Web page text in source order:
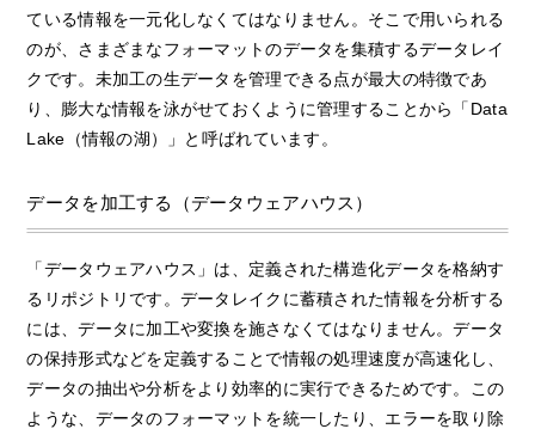
ている情報を一元化しなくてはなりません。そこで用いられる
のが、さまざまなフォーマットのデータを集積するデータレイ
クです。未加工の生データを管理できる点が最大の特徴であ
り、膨大な情報を泳がせておくように管理することから「Data
Lake（情報の湖）」と呼ばれています。
データを加工する（データウェアハウス）
「データウェアハウス」は、定義された構造化データを格納す
るリポジトリです。データレイクに蓄積された情報を分析する
には、データに加工や変換を施さなくてはなりません。データ
の保持形式などを定義することで情報の処理速度が高速化し、
データの抽出や分析をより効率的に実行できるためです。この
ような、データのフォーマットを統一したり、エラーを取り除